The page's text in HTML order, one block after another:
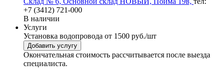
+7 (3412) 721-000
В наличии
Услуги
Установка водопровода от 1500 руб./шт
Добавить услугу
Окончательная стоимость рассчитывается после выезда
специалиста.